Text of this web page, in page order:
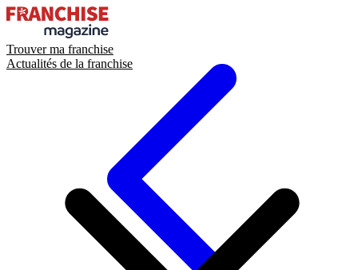
Trouver ma franchise
Actualités de la franchise